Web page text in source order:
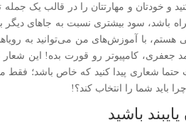
و خودتان و مهارتتان را در قالب یک
باشد، سود بیشتری نسبت به جاهای
هستم، با آموزش‌های من می‌توانید به
جعفری، کامپیوتر رو قورت بده! این شعار
شعاری پیدا کنید که خاص باشد؛ فقط
باید شما را انتخاب کند؟!